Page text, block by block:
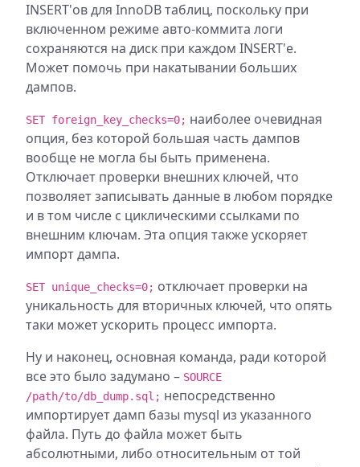
INSERT'ов для InnoDB таблиц, поскольку при
включенном режиме авто-коммита логи
сохраняются на диск при каждом INSERT'е.
Может помочь при накатывании больших
дампов.
SET foreign_key_checks=0; наиболее очевидная
опция, без которой большая часть дампов
вообще не могла бы быть применена.
Отключает проверки внешних ключей, что
позволяет записывать данные в любом порядке
и в том числе с циклическими ссылками по
внешним ключам. Эта опция также ускоряет
импорт дампа.
SET unique_checks=0; отключает проверки на
уникальность для вторичных ключей, что опять
таки может ускорить процесс импорта.
Ну и наконец, основная команда, ради которой
все это было задумано – SOURCE
/path/to/db_dump.sql; непосредственно
импортирует дамп базы mysql из указанного
файла. Путь до файла может быть
абсолютными, либо относительным от той